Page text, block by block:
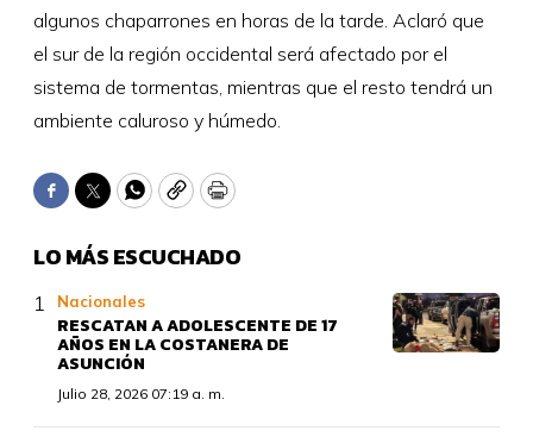
algunos chaparrones en horas de la tarde. Aclaró que
el sur de la región occidental será afectado por el
sistema de tormentas, mientras que el resto tendrá un
ambiente caluroso y húmedo.
Facebook
TwitterWhatsApp
CopyPrint
LO MÁS ESCUCHADO
Nacionales
RESCATAN A ADOLESCENTE DE 17
AÑOS EN LA COSTANERA DE
ASUNCIÓN
Julio 28, 2026 07:19 a. m.